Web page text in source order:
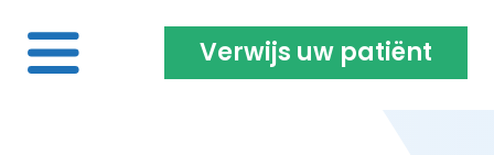
Verwijs uw patiënt